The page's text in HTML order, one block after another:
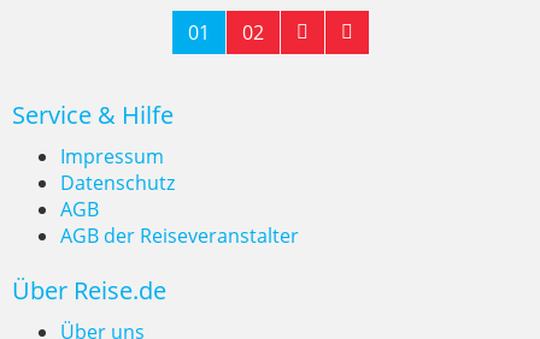
01 02
Service & Hilfe
Impressum
Datenschutz
AGB
AGB der Reiseveranstalter
Über Reise.de
Über uns